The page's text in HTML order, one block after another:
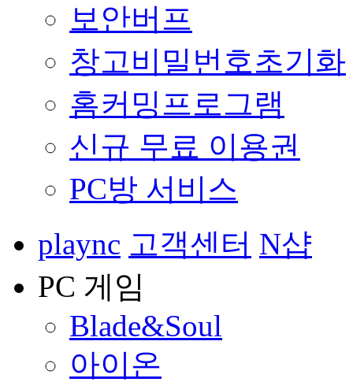
보안버프
창고비밀번호초기화
홈커밍프로그램
신규 무료 이용권
PC방 서비스
plaync 고객센터 N샵
PC 게임
Blade&Soul
아이온